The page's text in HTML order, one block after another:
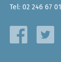
Tel: 02 246 67 01